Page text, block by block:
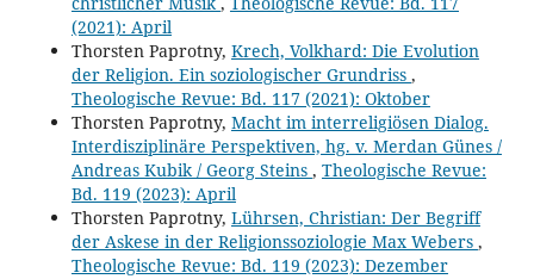
(2021): April
Thorsten Paprotny, Krech, Volkhard: Die Evolution
der Religion. Ein soziologischer Grundriss ,
Theologische Revue: Bd. 117 (2021): Oktober
Thorsten Paprotny, Macht im interreligiösen Dialog.
Interdisziplinäre Perspektiven, hg. v. Merdan Günes /
Andreas Kubik / Georg Steins , Theologische Revue:
Bd. 119 (2023): April
Thorsten Paprotny, Lührsen, Christian: Der Begriff
der Askese in der Religionssoziologie Max Webers ,
Theologische Revue: Bd. 119 (2023): Dezember